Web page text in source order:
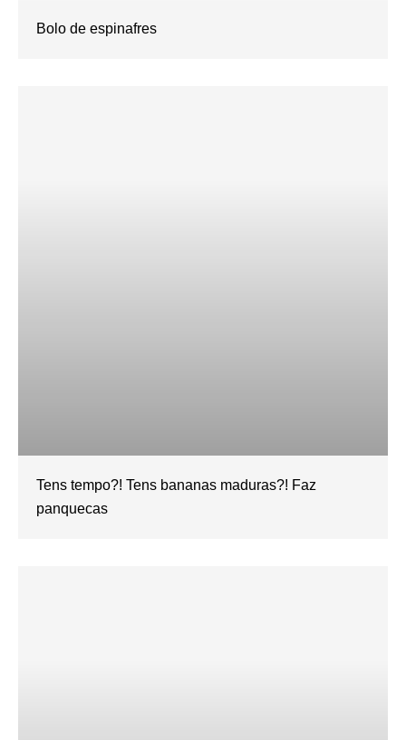
Bolo de espinafres
Tens tempo?! Tens bananas maduras?! Faz
panquecas